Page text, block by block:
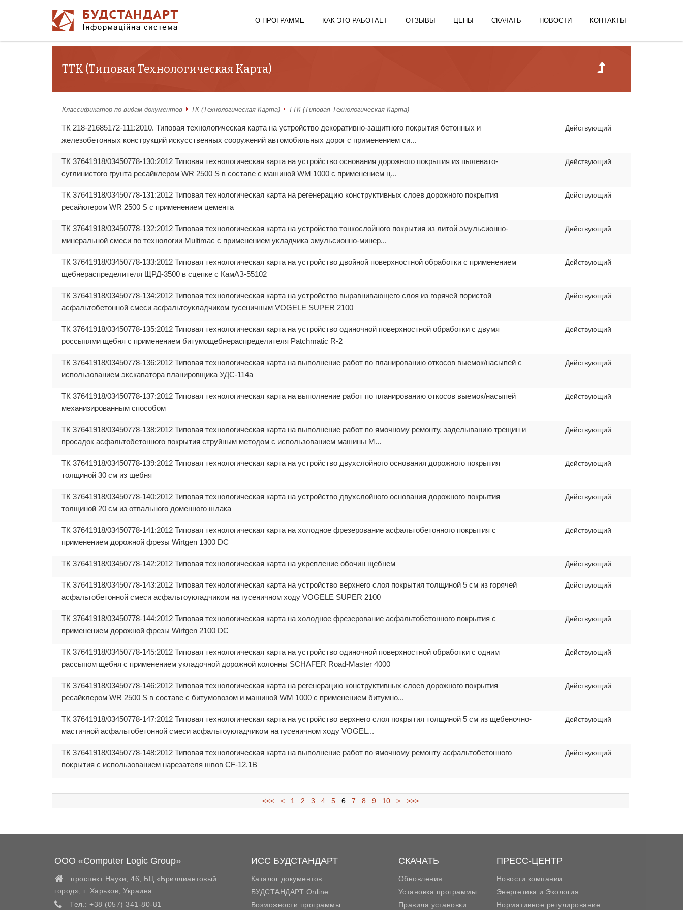
О ПРОГРАММЕ КАК ЭТО РАБОТАЕТ ОТЗЫВЫ ЦЕНЫ СКАЧАТЬ НОВОСТИ КОНТАКТЫ
ТТК (Типовая Технологическая Карта)
Классификатор по видам документов ТК (Технологическая Карта) ТТК (Типовая Технологическая Карта)
ТК 218-21685172-111:2010. Типовая технологическая карта на устройство декоративно-защитного покрытия бетонных и
железобетонных конструкций искусственных сооружений автомобильных дорог с применением си...
Действующий
ТК 37641918/03450778-130:2012 Типовая технологическая карта на устройство основания дорожного покрытия из пылевато-
суглинистого грунта ресайклером WR 2500 S в составе с машиной WM 1000 с применением ц...
Действующий
ТК 37641918/03450778-131:2012 Типовая технологическая карта на регенерацию конструктивных слоев дорожного покрытия
ресайклером WR 2500 S с применением цемента
Действующий
ТК 37641918/03450778-132:2012 Типовая технологическая карта на устройство тонкослойного покрытия из литой эмульсионно-
минеральной смеси по технологии Multimac с применением укладчика эмульсионно-минер...
Действующий
ТК 37641918/03450778-133:2012 Типовая технологическая карта на устройство двойной поверхностной обработки с применением
щебнераспределителя ЩРД-3500 в сцепке с КамАЗ-55102
Действующий
ТК 37641918/03450778-134:2012 Типовая технологическая карта на устройство выравнивающего слоя из горячей пористой
асфальтобетонной смеси асфальтоукладчиком гусеничным VOGELE SUPER 2100
Действующий
ТК 37641918/03450778-135:2012 Типовая технологическая карта на устройство одиночной поверхностной обработки с двумя
россыпями щебня с применением битумощебнераспределителя Patchmatic R-2
Действующий
ТК 37641918/03450778-136:2012 Типовая технологическая карта на выполнение работ по планированию откосов выемок/насыпей с
использованием экскаватора планировщика УДС-114а
Действующий
ТК 37641918/03450778-137:2012 Типовая технологическая карта на выполнение работ по планированию откосов выемок/насыпей
механизированным способом
Действующий
ТК 37641918/03450778-138:2012 Типовая технологическая карта на выполнение работ по ямочному ремонту, заделыванию трещин и
просадок асфальтобетонного покрытия струйным методом с использованием машины M...
Действующий
ТК 37641918/03450778-139:2012 Типовая технологическая карта на устройство двухслойного основания дорожного покрытия
толщиной 30 см из щебня
Действующий
ТК 37641918/03450778-140:2012 Типовая технологическая карта на устройство двухслойного основания дорожного покрытия
толщиной 20 см из отвального доменного шлака
Действующий
ТК 37641918/03450778-141:2012 Типовая технологическая карта на холодное фрезерование асфальтобетонного покрытия с
применением дорожной фрезы Wirtgen 1300 DC
Действующий
ТК 37641918/03450778-142:2012 Типовая технологическая карта на укрепление обочин щебнем Действующий
ТК 37641918/03450778-143:2012 Типовая технологическая карта на устройство верхнего слоя покрытия толщиной 5 см из горячей
асфальтобетонной смеси асфальтоукладчиком на гусеничном ходу VOGELE SUPER 2100
Действующий
ТК 37641918/03450778-144:2012 Типовая технологическая карта на холодное фрезерование асфальтобетонного покрытия с
применением дорожной фрезы Wirtgen 2100 DC
Действующий
ТК 37641918/03450778-145:2012 Типовая технологическая карта на устройство одиночной поверхностной обработки с одним
рассыпом щебня с применением укладочной дорожной колонны SCHAFER Road-Master 4000
Действующий
ТК 37641918/03450778-146:2012 Типовая технологическая карта на регенерацию конструктивных слоев дорожного покрытия
ресайклером WR 2500 S в составе с битумовозом и машиной WM 1000 с применением битумно...
Действующий
ТК 37641918/03450778-147:2012 Типовая технологическая карта на устройство верхнего слоя покрытия толщиной 5 см из щебеночно-
мастичной асфальтобетонной смеси асфальтоукладчиком на гусеничном ходу VOGEL...
Действующий
ТК 37641918/03450778-148:2012 Типовая технологическая карта на выполнение работ по ямочному ремонту асфальтобетонного
покрытия с использованием нарезателя швов CF-12.1B
Действующий
<<< < 1 2 3 4 5 6 7 8 9 10 > >>>
ООО «Computer Logic Group»
проспект Науки, 46, БЦ «Бриллиантовый
город»,
г. Харьков Украина
Тел.: +38 (057) 341-80-81
ИСС БУДСТАНДАРТ
Каталог документов
БУДСТАНДАРТ Online
Возможности программы
СКАЧАТЬ
Обновления
Установка программы
Правила установки
ПРЕСС-ЦЕНТР
Новости компании
Энергетика и Экология
Нормативное регулирование